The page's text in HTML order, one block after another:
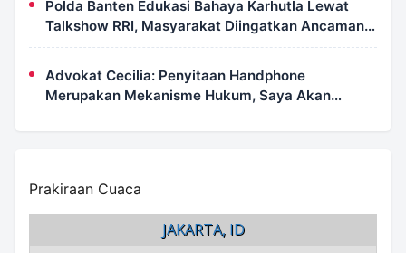
Polda Banten Edukasi Bahaya Karhutla Lewat
Talkshow RRI, Masyarakat Diingatkan Ancaman
Pidana Pembakaran Lahan
Advokat Cecilia: Penyitaan Handphone
Merupakan Mekanisme Hukum, Saya Akan
Prakiraan Cuaca
JAKARTA, ID